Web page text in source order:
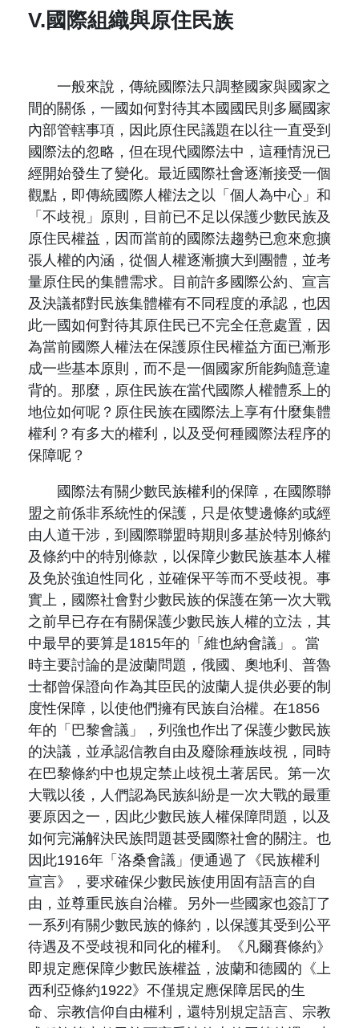
V.國際組織與原住民族
一般來說，傳統國際法只調整國家與國家之
間的關係，一國如何對待其本國國民則多屬國家
內部管轄事項，因此原住民議題在以往一直受到
國際法的忽略，但在現代國際法中，這種情況已
經開始發生了變化。最近國際社會逐漸接受一個
觀點，即傳統國際人權法之以「個人為中心」和
「不歧視」原則，目前已不足以保護少數民族及
原住民權益，因而當前的國際法趨勢已愈來愈擴
張人權的內涵，從個人權逐漸擴大到團體，並考
量原住民的集體需求。目前許多國際公約、宣言
及決議都對民族集體權有不同程度的承認，也因
此一國如何對待其原住民已不完全任意處置，因
為當前國際人權法在保護原住民權益方面已漸形
成一些基本原則，而不是一個國家所能夠隨意違
背的。那麼，原住民族在當代國際人權體系上的
地位如何呢？原住民族在國際法上享有什麼集體
權利？有多大的權利，以及受何種國際法程序的
保障呢？
國際法有關少數民族權利的保障，在國際聯
盟之前係非系統性的保護，只是依雙邊條約或經
由人道干涉，到國際聯盟時期則多基於特別條約
及條約中的特別條款，以保障少數民族基本人權
及免於強迫性同化，並確保平等而不受歧視。事
實上，國際社會對少數民族的保護在第一次大戰
之前早已存在有關保護少數民族人權的立法，其
中最早的要算是1815年的「維也納會議」。當
時主要討論的是波蘭問題，俄國、奧地利、普魯
士都曾保證向作為其臣民的波蘭人提供必要的制
度性保障，以使他們擁有民族自治權。在1856
年的「巴黎會議」，列強也作出了保護少數民族
的決議，並承認信教自由及廢除種族歧視，同時
在巴黎條約中也規定禁止歧視土著居民。第一次
大戰以後，人們認為民族糾紛是一次大戰的最重
要原因之一，因此少數民族人權保障問題，以及
如何完滿解決民族問題甚受國際社會的關注。也
因此1916年「洛桑會議」便通過了《民族權利
宣言》，要求確保少數民族使用固有語言的自
由，並尊重民族自治權。另外一些國家也簽訂了
一系列有關少數民族的條約，以保護其受到公平
待遇及不受歧視和同化的權利。《凡爾賽條約》
即規定應保障少數民族權益，波蘭和德國的《上
西利亞條約1922》不僅規定應保障居民的生
命、宗教信仰自由權利，還特別規定語言、宗教